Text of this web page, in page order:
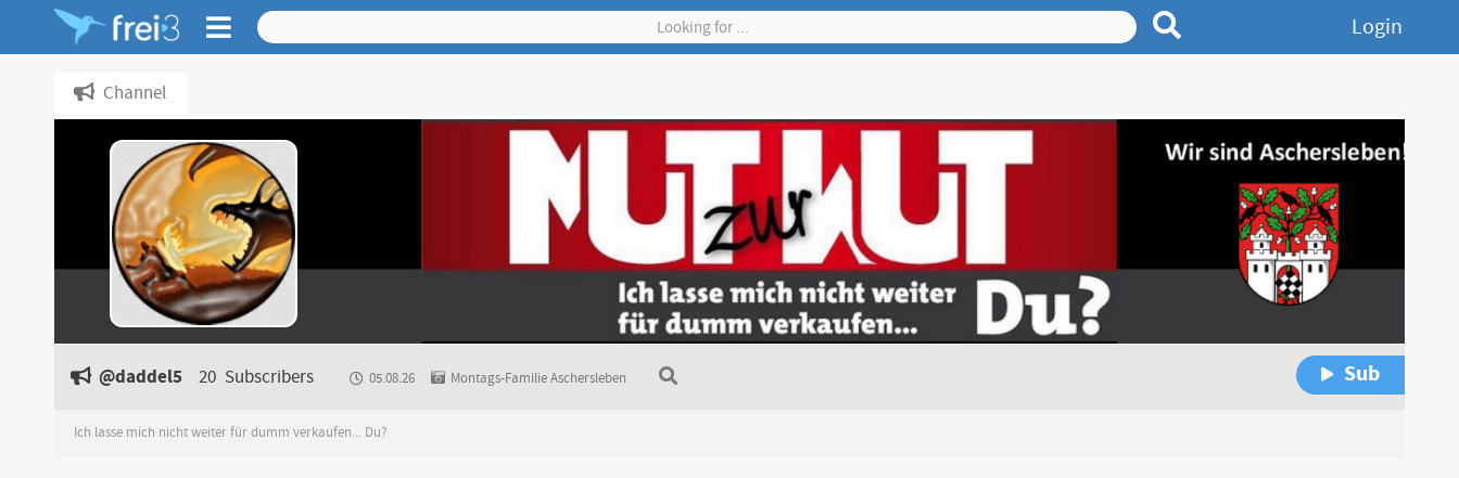
Login
Channel
Sub
@daddel5 20 Subscribers 05.08.26 Montags-Familie Aschersleben
Ich lasse mich nicht weiter für dumm verkaufen... Du?